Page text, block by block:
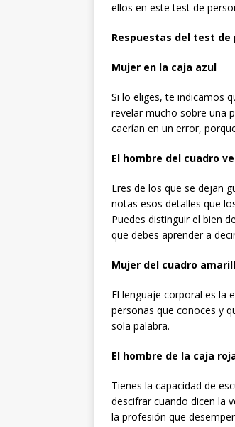
ellos en este test de
Respuestas del test de
Mujer en la caja azul
Si lo eliges, te indicamos
revelar mucho sobre una
caerían en un error,
El hombre del cuadro
Eres de los que se dejan
notas esos detalles que
Puedes distinguir el bien
que debes aprender a
Mujer del cuadro
El lenguaje corporal es la
personas que conoces y
sola palabra.
El hombre de la caja
Tienes la capacidad de
descifrar cuando dicen la
la profesión que